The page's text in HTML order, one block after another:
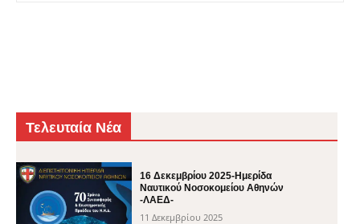
Τελευταία Νέα
16 Δεκεμβρίου 2025-Ημερίδα
Ναυτικού Νοσοκομείου Αθηνών
-ΛΑΕΔ-
11 Δεκεμβρίου 2025